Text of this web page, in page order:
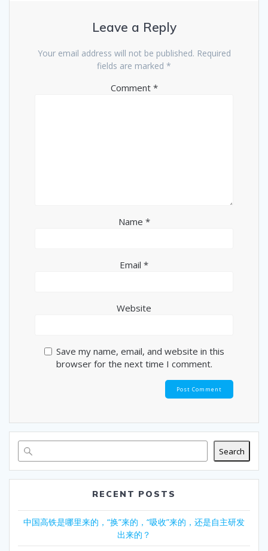
Leave a Reply
Your email address will not be published. Required
fields are marked *
Comment *
Name *
Email *
Website
Save my name, email, and website in this
browser for the next time I comment.
Search
RECENT POSTS
中国高铁是哪里来的，“换”来的，“吸收”来的，还是自主研发
出来的？